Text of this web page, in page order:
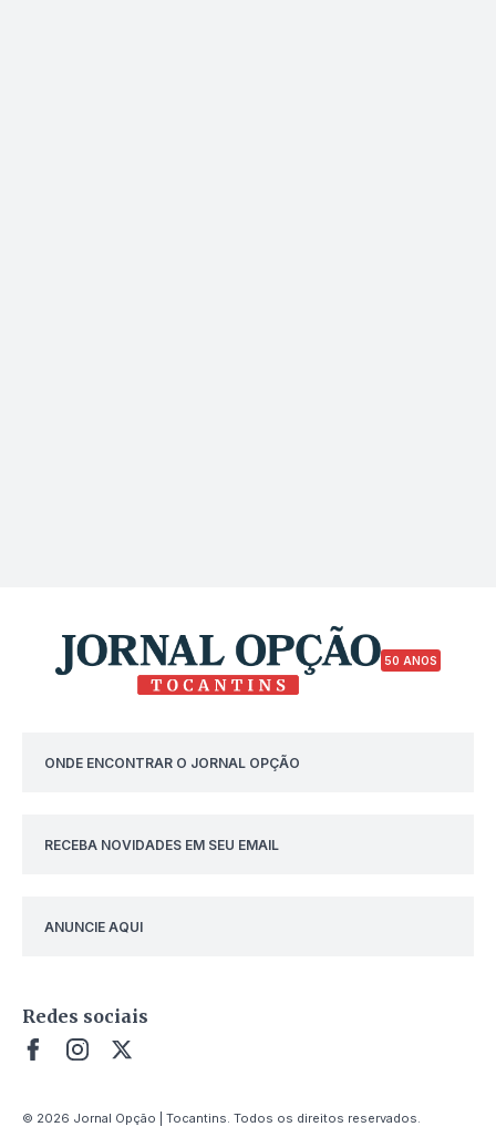
50 ANOS
ONDE ENCONTRAR O JORNAL OPÇÃO
RECEBA NOVIDADES EM SEU EMAIL
ANUNCIE AQUI
Redes sociais
© 2026 Jornal Opção | Tocantins. Todos os direitos reservados.